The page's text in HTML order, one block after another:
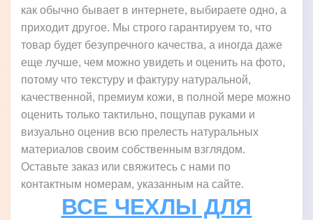
как обычно бывает в интернете, выбираете одно, а
приходит другое. Мы строго гарантируем то, что
товар будет безупречного качества, а иногда даже
еще лучше, чем можно увидеть и оценить на фото,
потому что текстуру и фактуру натуральной,
качественной, премиум кожи, в полной мере можно
оценить только тактильно, пощупав руками и
визуально оценив всю прелесть натуральных
материалов своим собственным взглядом.
Оставьте заказ или свяжитесь с нами по
контактным номерам, указанным на сайте.
ВСЕ ЧЕХЛЫ ДЛЯ